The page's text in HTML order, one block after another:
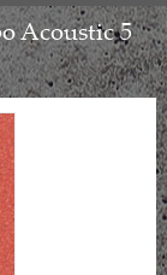
Acoustic 5